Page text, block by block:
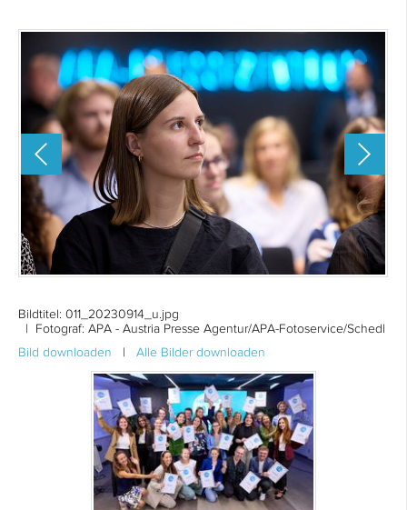
Bildtitel: 011_20230914_u.jpg
| Fotograf: APA - Austria Presse Agentur/APA-Fotoservice/Schedl
Bild downloaden
| Alle Bilder downloaden